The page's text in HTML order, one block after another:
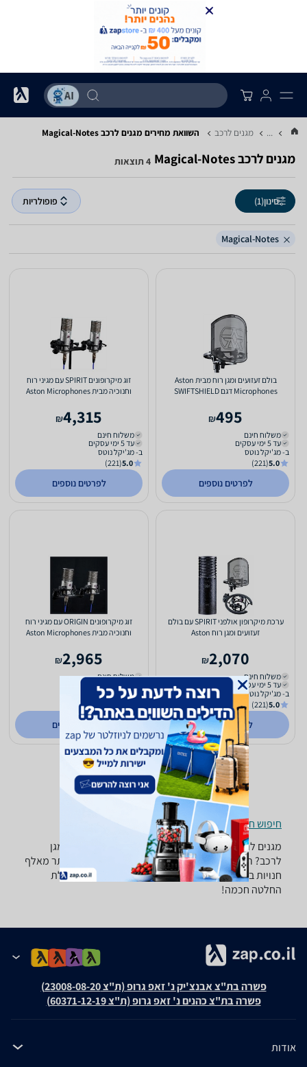
... מגנים לרכב השוואת מחירים מגנים לרכב ‏Magical-Notes
מגנים לרכב ‏Magical-Notes 4 תוצאות
סינון(1) פופולריות
Magical-Notes
בולם זעזועים ומגן רוח מבית Aston
Microphones דגם SWIFTSHIELD
495
₪
משלוח חינם
עד 5 ימי עסקים
ב- מג'יקל נוטס
5.0
(221)
לפרטים נוספים
זוג מיקרופונים SPIRIT עם מגיני רוח
וחנוכיה מבית Aston Microphones
4,315
₪
משלוח חינם
עד 5 ימי עסקים
ב- מג'יקל נוטס
5.0
(221)
לפרטים נוספים
ערכת מיקרופון אולפני SPIRIT עם בולם
זעזועים ומגן רוח Aston
2,070
₪
משלוח חינם
עד 5 ימי עסקים
ב- מג'יקל נוטס
5.0
(221)
לפרטים נוספים
זוג מיקרופונים ORIGIN עם מגיני רוח
וחנוכיה מבית Aston Microphones
2,965
₪
משלוח חינם
ב- מג'יקל נוטס
לפרטים נוספים
חיפוש חנויות מגנים לרכב לפי עיר
מגנים לרכב ‏Magical-Notes -נמצאו 4 מוצרים. מחפש מגן
לרכב? רק בזאפ תמצאו חוות דעת, השוואת מחירים ביותר מאלף
חנויות בתחום רכב ואביזרים וכל המידע הנחוץ עבור קבלת
החלטה חכמה!
פשרה בת"צ אבנצ'יק נ' זאפ גרופ (ת"צ 23008-08-20)
פשרה בת"צ כהנים נ' זאפ גרופ (ת"צ 60371-12-19)
אודות